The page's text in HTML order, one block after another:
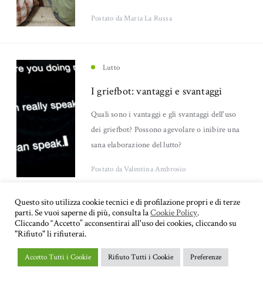
Genitorialità
(2)
Psicologia dell'apprendimento (2) Autostima
Educazione (1) Autismo (1)
Psicologia di coppia
Postato da Maria La Russa
Lutto
I griefbot: vantaggi e svantaggi
Quali sono i vantaggi e gli svantaggi dell'uso
dei griefbot? Possono agevolare o inibire una
sana elaborazione del lutto?
Postato da Valentina Ambrosio
Lutto
col defunto
Questo sito utilizza cookie tecnici e di profilazione propri e di terze
parti. Se vuoi saperne di più, consulta laCookie Policy.
Cliccando “Accetto” acconsentirai all'uso dei cookies, cliccando su
"Rifiuto" li rifiuterai.
Accetto Tutti i Cookie Rifiuto Tutti i Cookie Preferenze